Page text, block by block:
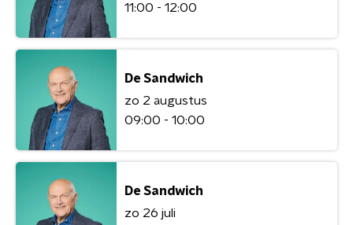
11:00 - 12:00
De Sandwich
zo 2 augustus
09:00 - 10:00
De Sandwich
zo 26 juli